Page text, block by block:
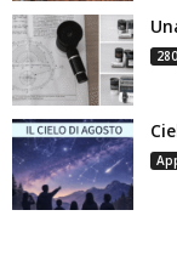
280